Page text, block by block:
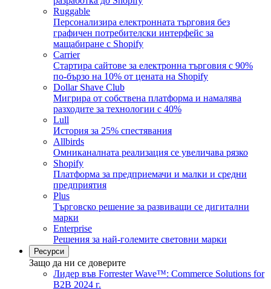
Ruggable
Персонализира електронната търговия без
графичен потребителски интерфейс за
мащабиране с Shopify
Carrier
Стартира сайтове за електронна търговия с 90%
по-бързо на 10% от цената на Shopify
Dollar Shave Club
Мигрира от собствена платформа и намалява
разходите за технологии с 40%
Lull
История за 25% спестявания
Allbirds
Омниканалната реализация се увеличава рязко
Shopify
Платформа за предприемачи и малки и средни
предприятия
Plus
Търговско решение за развиващи се дигитални
марки
Enterprise
Решения за най-големите световни марки
Ресурси
Защо да ни се доверите
Лидер във Forrester Wave™: Commerce Solutions for
B2B 2024 г.